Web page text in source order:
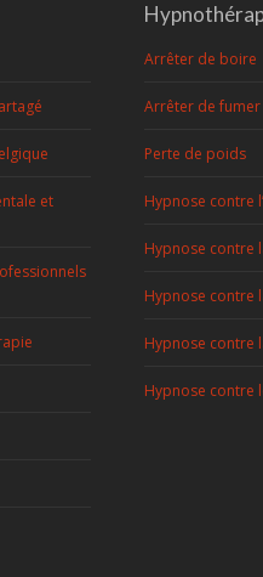
et
Arrêter de boire
Arrêter de fumer
Perte de poids
Hypnose contre
Hypnose contre
Hypnose contre
Hypnose contre
Hypnose contre